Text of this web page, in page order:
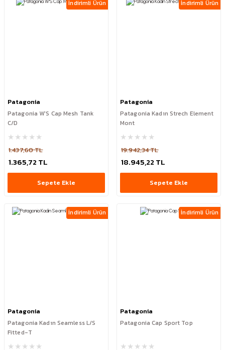
İndirimli Ürün
Patagonia
Patagonia W'S Cap Mesh Tank
C/D
1.437,60 TL
1.365,72 TL
Sepete Ekle
İndirimli Ürün
Patagonia
Patagonia Kadın Strech Element
Mont
19.942,34 TL
18.945,22 TL
Sepete Ekle
İndirimli Ürün
Patagonia
Patagonia Kadın Seamless L/S
Fitted-T
İndirimli Ürün
Patagonia
Patagonia Cap Sport Top